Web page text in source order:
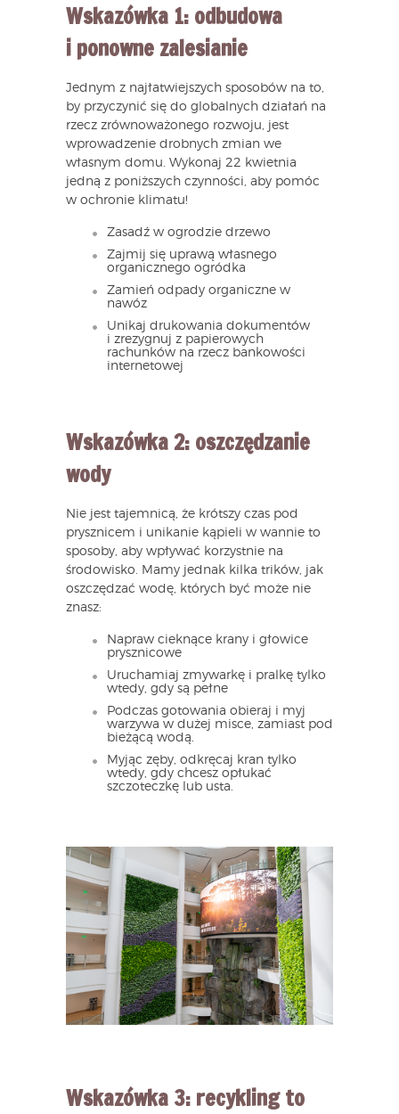
Wskazówka 1: odbudowa
i ponowne zalesianie
Jednym z najłatwiejszych sposobów na to,
by przyczynić się do globalnych działań na
rzecz zrównoważonego rozwoju, jest
wprowadzenie drobnych zmian we
własnym domu. Wykonaj 22 kwietnia
jedną z poniższych czynności, aby pomóc
w ochronie klimatu!
Zasadź w ogrodzie drzewo
Zajmij się uprawą własnego
organicznego ogródka
Zamień odpady organiczne w
nawóz
Unikaj drukowania dokumentów
i zrezygnuj z papierowych
rachunków na rzecz bankowości
internetowej
Wskazówka 2: oszczędzanie
wody
Nie jest tajemnicą, że krótszy czas pod
prysznicem i unikanie kąpieli w wannie to
sposoby, aby wpływać korzystnie na
środowisko. Mamy jednak kilka trików, jak
oszczędzać wodę, których być może nie
znasz:
Napraw cieknące krany i głowice
prysznicowe
Uruchamiaj zmywarkę i pralkę tylko
wtedy, gdy są pełne
Podczas gotowania obieraj i myj
warzywa w dużej misce, zamiast pod
bieżącą wodą.
Myjąc zęby, odkręcaj kran tylko
wtedy, gdy chcesz opłukać
szczoteczkę lub usta.
Wskazówka 3: recykling to